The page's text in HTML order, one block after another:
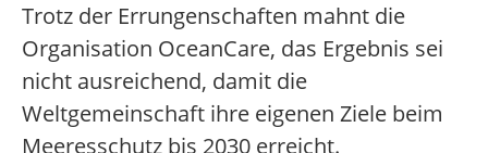
Trotz der Errungenschaften mahnt die
Organisation OceanCare, das Ergebnis sei
nicht ausreichend, damit die
Weltgemeinschaft ihre eigenen Ziele beim
Meeresschutz bis 2030 erreicht.